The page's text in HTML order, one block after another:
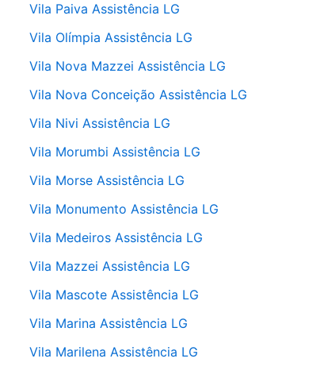
Vila Paiva Assistência LG
Vila Olímpia Assistência LG
Vila Nova Mazzei Assistência LG
Vila Nova Conceição Assistência LG
Vila Nivi Assistência LG
Vila Morumbi Assistência LG
Vila Morse Assistência LG
Vila Monumento Assistência LG
Vila Medeiros Assistência LG
Vila Mazzei Assistência LG
Vila Mascote Assistência LG
Vila Marina Assistência LG
Vila Marilena Assistência LG